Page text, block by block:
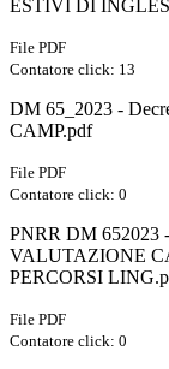
ESTIVI DI
File PDF
Contatore click: 13
DM 65_2023 -
CAMP.pdf
File PDF
Contatore click: 0
PNRR DM
VALUTAZIONE
PERCORSI
File PDF
Contatore click: 0